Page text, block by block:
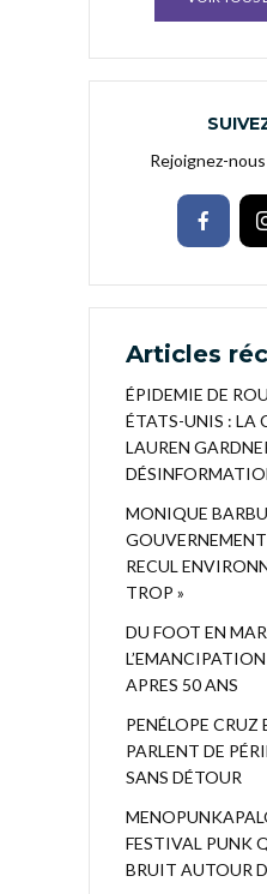
Rejoignez-
Articles
ÉPIDEMIE DE
ÉTATS-UNIS : LA
LAUREN
MONIQUE
GOUVERNEMENT
RECUL
TROP »
DU FOOT EN
APRES 50 ANS
PENÉLOPE
PARLENT DE
SANS DÉTOUR
FESTIVAL PUNK
BRUIT AUTOUR